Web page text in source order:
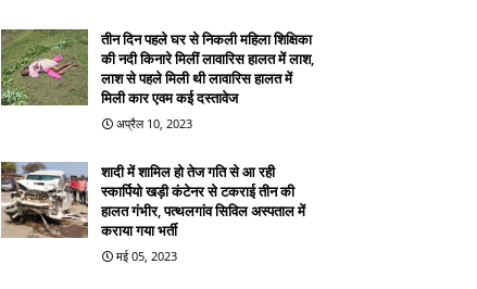
तीन दिन पहले घर से निकली महिला शिक्षिका
की नदी किनारे मिलीं लावारिस हालत में लाश,
लाश से पहले मिली थी लावारिस हालत में
मिली कार एवम कई दस्तावेज
अप्रैल 10, 2023
शादी में शामिल हो तेज गति से आ रही
स्कार्पियो खड़ी कंटेनर से टकराई तीन की
हालत गंभीर, पत्थलगांव सिविल अस्पताल में
कराया गया भर्ती
मई 05, 2023